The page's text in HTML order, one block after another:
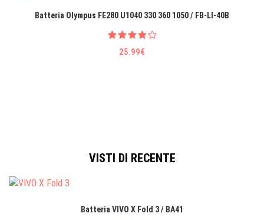
Batteria Olympus FE280 U1040 330 360 1050 / FB-LI-40B
25.99€
VISTI DI RECENTE
Batteria VIVO X Fold 3 / BA41